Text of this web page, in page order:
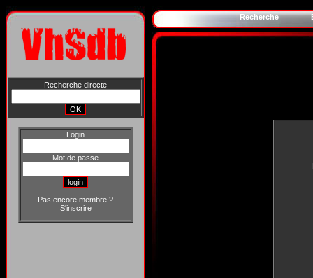
Recherche directe
Login
Mot de passe
Pas encore membre ?
S'inscrire
Recherche